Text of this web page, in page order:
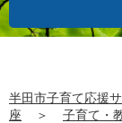
半田市子育て応援
座
＞ 子育て・